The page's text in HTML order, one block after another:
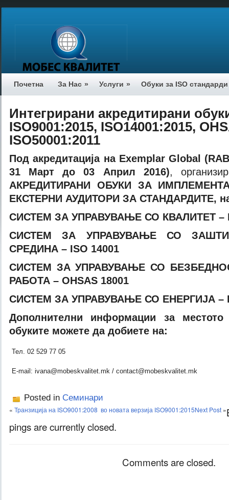
Почетна За Нас » Услуги » Обуки за ISO стандарди
Интегрирани акредитирани
ISO9001:2015, ISO14001:2015,
ISO50001:2011
Под акредитација на Exemplar Global
31 Мартдо 03 Април 2016),
АКРЕДИТИРАНИ ОБУКИ
ЗА
ЕКСТЕРНИ АУДИТОРИ ЗА СТАНДАРДИТЕ,
СИСТЕМ ЗА УПРАВУВАЊЕ СО КВАЛИТЕТ –
СИСТЕМ ЗА УПРАВУВАЊЕ СО
СРЕДИНА – ISO 14001
СИСТЕМ ЗА УПРАВУВАЊЕ СО
РАБОТА – OHSAS 18001
СИСТЕМ ЗА УПРАВУВАЊЕ СО ЕНЕРГИЈА –
Дополнителни информации за
обуките можете да добиете на:
Тел. 02 529 77 05
E-mail: ivana@mobeskvalitet.mk / contact@mobeskvalitet.mk
Posted in Семинари
« Транзиција на ISO9001:2008 во новата верзија ISO9001:2015Next Post »
pings are currently closed.
Comments are closed.